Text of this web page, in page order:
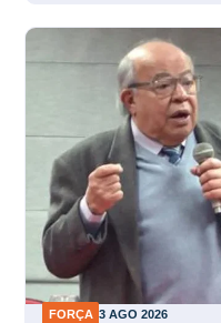
FORÇA 3 AGO 2026